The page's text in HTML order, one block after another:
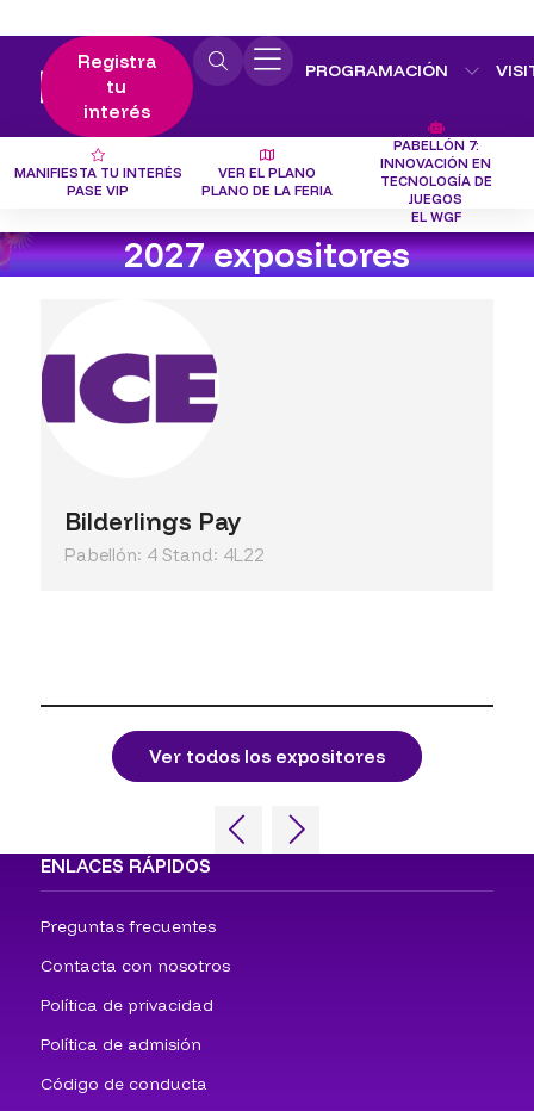
Registra
tu
interés
PROGRAMACIÓN
MANIFIESTA TU INTERÉS
PASE VIP
VER EL PLANO
PLANO DE LA FERIA
PABELLÓN 7:
INNOVACIÓN EN
TECNOLOGÍA DE
JUEGOS
EL WGF
2027 expositores
Bilderlings Pay
Pabellón: 4 Stand: 4L22
Ver todos los expositores
ENLACES RÁPIDOS
Preguntas frecuentes
Contacta con nosotros
Política de privacidad
Política de admisión
Código de conducta